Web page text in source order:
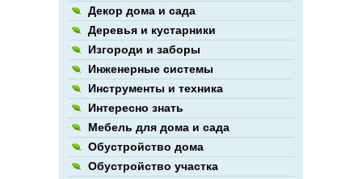
Декор дома и сада
Деревья и кустарники
Изгороди и заборы
Инженерные системы
Инструменты и техника
Интересно знать
Мебель для дома и сада
Обустройство дома
Обустройство участка